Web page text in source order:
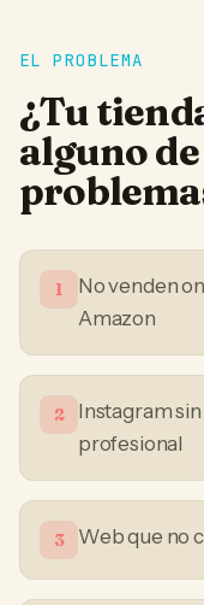
EL PROBLEMA
¿Tu
alguno
1
No venden
Amazon
2
Instagram
profesional
3 Web que no